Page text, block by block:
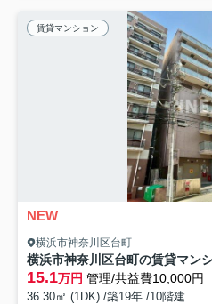
賃貸マンション
NEW
横浜市神奈川区台町
横浜市神奈川区台町の賃貸マン
15.1万円 管理/共益費10,000円
36.30㎡ (1DK) /築19年 /10階建